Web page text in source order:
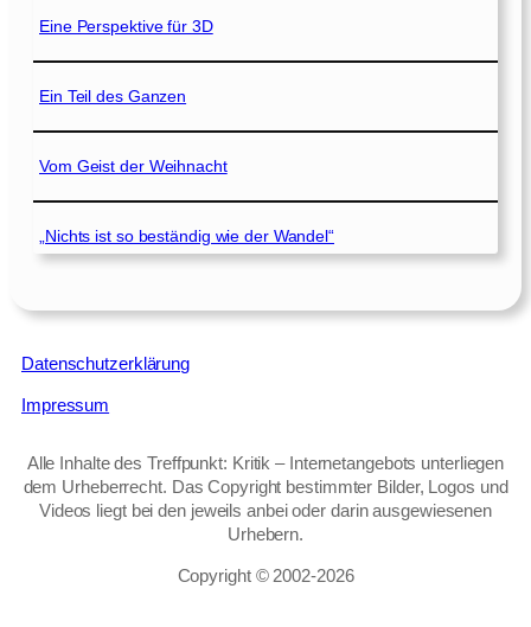
Eine Perspektive für 3D
Ein Teil des Ganzen
Vom Geist der Weihnacht
„Nichts ist so beständig wie der Wandel“
Datenschutzerklärung
Impressum
Alle Inhalte des Treffpunkt: Kritik – Internetangebots unterliegen
dem Urheberrecht. Das Copyright bestimmter Bilder, Logos und
Videos liegt bei den jeweils anbei oder darin ausgewiesenen
Urhebern.
Copyright © 2002‑2026